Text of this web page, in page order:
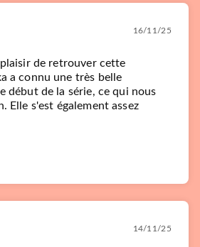
16/11/25
de retrouver cette
a connu une très belle
début de la série, ce qui nous
Elle s'est également assez
14/11/25